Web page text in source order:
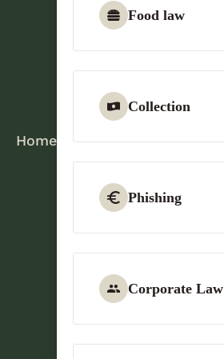
Home
Food law
Collection
Phishing
Corporate Law